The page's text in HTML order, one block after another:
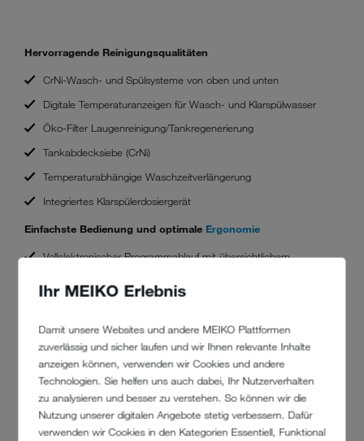
Ihr MEIKO Erlebnis
Damit unsere Websites und andere MEIKO Plattformen
zuverlässig und sicher laufen und wir Ihnen relevante Inhalte
anzeigen können, verwenden wir Cookies und andere
Technologien. Sie helfen uns auch dabei, Ihr Nutzerverhalten
zu analysieren und besser zu verstehen. So können wir die
Nutzung unserer digitalen Angebote stetig verbessern. Dafür
verwenden wir Cookies in den Kategorien Essentiell, Funktional
Hervorragende Reinigungsqualitäten
CrNi-Wasch- und Spülsysteme von oben und unten
Digitale Temperaturanzeigen für Wasch- und Klarspülwasser
Öko-Filter Laugenreinigung/Tankregenerierung
Tankabdecksiebe (CrNi)
Temperaturabhängige Waschzeitverlängerung
Integriertes Klarspülerdosiergerät
Einfachste Bedienung und optimale Ergonomie
Vollelektronischer Programmablauf mit übersichtlichem
Digitale Temperaturanzeige für Wasch- und
Haubenstartautomatik – erst bewusstes Nachdrücken bewirkt
Programmstart
Selbstreinigungsprogramm
Geringste Betriebskosten